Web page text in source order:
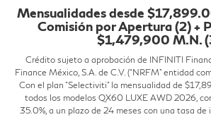
Mensualidades desde
Comisión por Apertura (2) +
$1,479,900 M.N.
Crédito sujeto a aprobación de INFINITI
Finance México, S.A. de C.V. (“NRFM” entidad
Con el plan "Selectiviti" la mensualidad de
todos los modelos QX60 LUXE AWD 2026,
35.0%, a un plazo de 24 meses con una tasa